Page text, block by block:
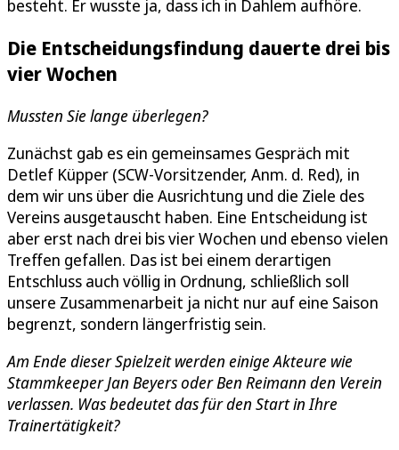
besteht. Er wusste ja, dass ich in Dahlem aufhöre.
Die Entscheidungsfindung dauerte drei bis
vier Wochen
Mussten Sie lange überlegen?
Zunächst gab es ein gemeinsames Gespräch mit
Detlef Küpper (SCW-Vorsitzender, Anm. d. Red), in
dem wir uns über die Ausrichtung und die Ziele des
Vereins ausgetauscht haben. Eine Entscheidung ist
aber erst nach drei bis vier Wochen und ebenso vielen
Treffen gefallen. Das ist bei einem derartigen
Entschluss auch völlig in Ordnung, schließlich soll
unsere Zusammenarbeit ja nicht nur auf eine Saison
begrenzt, sondern längerfristig sein.
Am Ende dieser Spielzeit werden einige Akteure wie
Stammkeeper Jan Beyers oder Ben Reimann den Verein
verlassen. Was bedeutet das für den Start in Ihre
Trainertätigkeit?